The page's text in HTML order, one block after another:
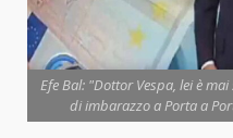
Efe Bal: "Dottor Vespa, lei è
di imbarazzo a Porta a